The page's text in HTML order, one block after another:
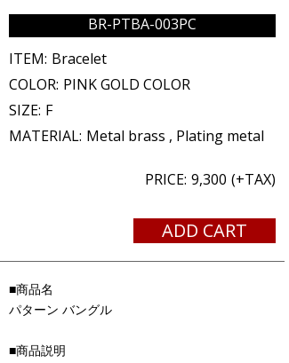
BR-PTBA-003PC
ITEM: Bracelet
COLOR: PINK GOLD COLOR
SIZE: F
MATERIAL: Metal brass , Plating metal
PRICE: 9,300 (+TAX)
ADD CART
■商品名
パターン バングル
■商品説明